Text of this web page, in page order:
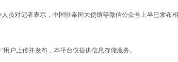
对记者表示，中国驻泰国大使馆等微信公众号上早已发布
户上传并发布，本平台仅提供信息存储服务。